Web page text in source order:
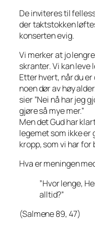
De inviteres til
der taktstokken
konserten evig.
Vi merker at jo
skranter. Vi kan leve
Etter hvert, når du er
noen dør av høy
sier ”Nei nå har jeg
gjøre så mye mer.”
Men det Gud har
legemet som ikke er
kropp, som vi har for
Hva er meningen
”Hvor lenge,
alltid?”
(Salmene 89, 47)